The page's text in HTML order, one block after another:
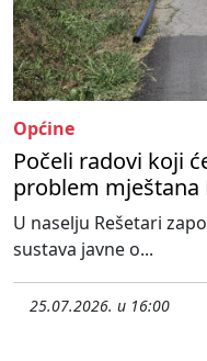
Općine
Počeli radovi koji
problem mještana
U naselju Rešetari
sustava javne o...
25.07.2026. u 16:00